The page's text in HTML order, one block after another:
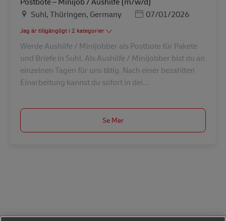
PlatsSuhl, Thüringen, Germany Posted Date
07/01/2026
Jag är tillgängligt i 2 kategorier
Werde Aushilfe / Minijobber als Postbote für Pakete
und Briefe in Suhl. Als Aushilfe / Minijobber bist du an
einzelnen Tagen für uns tätig. Nach einer bezahlten
Einarbeitung kannst du sofort in dei...
Se Mer